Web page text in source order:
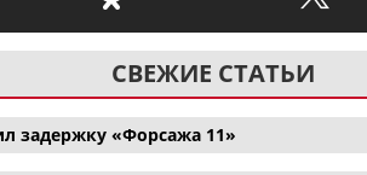
СВЕЖИЕ СТАТЬИ
задержку «Форсажа 11»